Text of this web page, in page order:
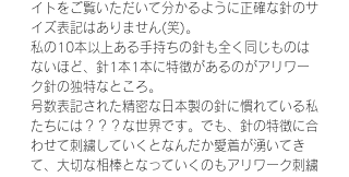
イトをご覧いただいて分かるように正確な針のサ
イズ表記はありません(笑)。
私の10本以上ある手持ちの針も全く同じものは
ないほど、針1本1本に特徴があるのがアリワー
ク針の独特なところ。
号数表記された精密な日本製の針に慣れている私
たちには？？？な世界です。でも、針の特徴に合
わせて刺繍していくとなんだか愛着が湧いてき
て、大切な相棒となっていくのもアリワーク刺繍